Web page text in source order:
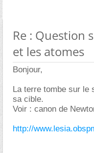
Re : Question
et les atomes
Bonjour,
La terre tombe sur le
sa cible.
Voir : canon de
http://